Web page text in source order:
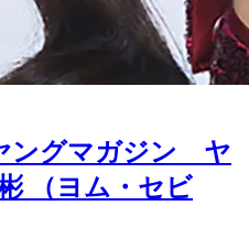
ングマガジン ヤ
（ヨム・セビ